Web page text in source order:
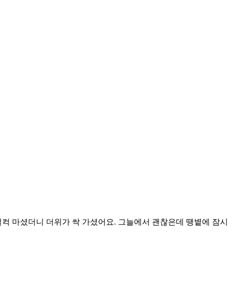
마셨더니 더위가 싹 가셨어요. 그늘에서 괜찮은데 땡볕에 잠시